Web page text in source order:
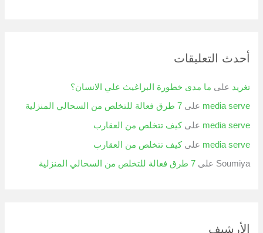
أحدث التعليقات
تغريد على ما مدى خطورة البراغيث علي الانسان؟
media serve على7 طرق فعالة للتخلص من السحالي المنزلية
media serve علىكيف تتخلص من العقارب
media serve علىكيف تتخلص من العقارب
Soumiya على7 طرق فعالة للتخلص من السحالي المنزلية
الأرشيف